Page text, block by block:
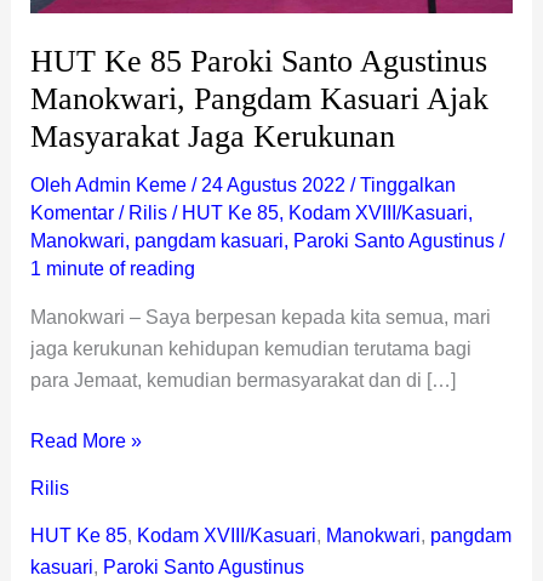
HUT Ke 85 Paroki Santo Agustinus
Manokwari, Pangdam Kasuari Ajak
Masyarakat Jaga Kerukunan
Oleh Admin Keme / 24 Agustus 2022 / Tinggalkan
Komentar / Rilis/ HUT Ke 85, Kodam XVIII/Kasuari,
Manokwari, pangdam kasuari, Paroki Santo Agustinus/
1 minute of reading
Manokwari – Saya berpesan kepada kita semua, mari
jaga kerukunan kehidupan kemudian terutama bagi
para Jemaat, kemudian bermasyarakat dan di […]
Jaga
Kerukunan
Read More »
Rilis
HUT Ke 85, Kodam XVIII/Kasuari, Manokwari, pangdam
kasuari, Paroki Santo Agustinus